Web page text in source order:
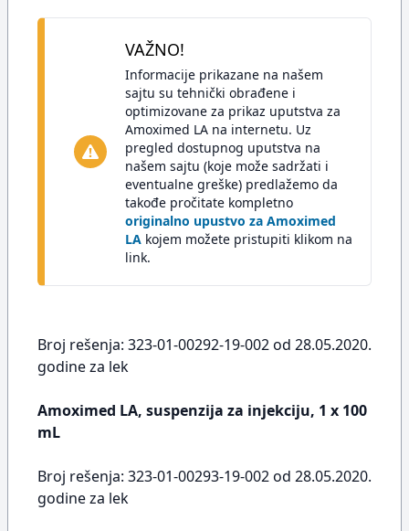
VAŽNO!
Informacije prikazane na našem
sajtu su tehnički obrađene i
optimizovane za prikaz uputstva za
Amoximed LA na internetu. Uz
pregled dostupnog uputstva na
našem sajtu (koje može sadržati i
eventualne greške) predlažemo da
takođe pročitate kompletno
originalno upustvo za Amoximed
LA kojem možete pristupiti klikom na
link.
Broj rešenja: 323-01-00292-19-002 od 28.05.2020.
godine za lek
Amoximed LA, suspenzija za injekciju, 1 x 100
mL
Broj rešenja: 323-01-00293-19-002 od 28.05.2020.
godine za lek